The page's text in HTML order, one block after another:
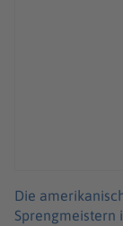
Die
Sprengmeistern